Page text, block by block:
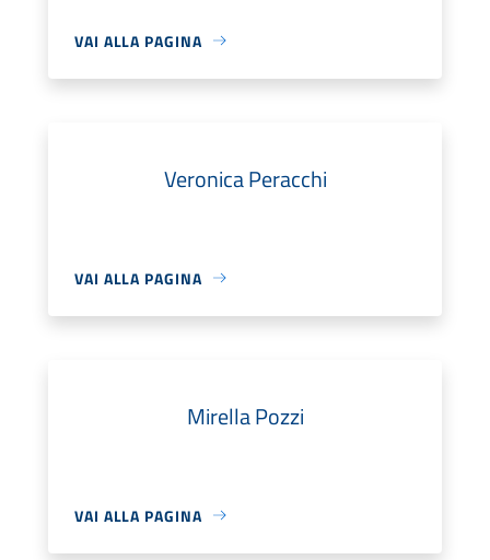
VAI ALLA PAGINA
Veronica Peracchi
VAI ALLA PAGINA
Mirella Pozzi
VAI ALLA PAGINA